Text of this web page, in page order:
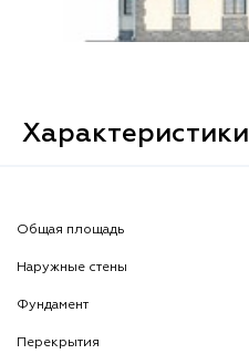
Характеристики
Общая площадь
Наружные стены
Фундамент
Перекрытия